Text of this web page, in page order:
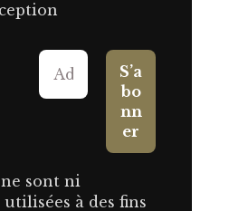
sont ni
à des fins